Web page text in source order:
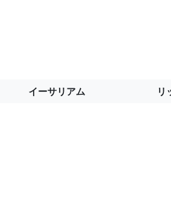
イーサリアム リ